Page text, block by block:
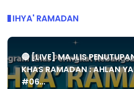
IHYA' RAMADAN
🔴 [LIVE] MAJLIS
KHAS RAMADAN : AHLAN
#06...